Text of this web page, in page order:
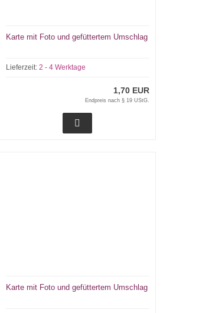
Karte mit Foto und gefüttertem Umschlag
Lieferzeit: 2 - 4 Werktage
1,70 EUR
Endpreis nach § 19 UStG.
Karte mit Foto und gefüttertem Umschlag